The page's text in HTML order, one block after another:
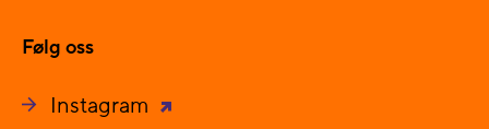
Følg oss
Instagram